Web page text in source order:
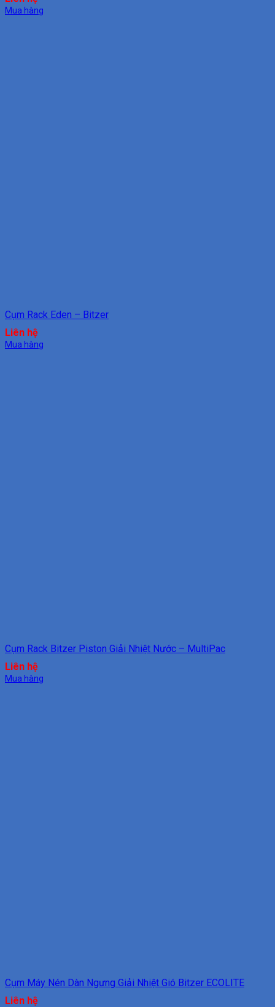
Mua hàng
Cụm Rack Eden – Bitzer
Liên hệ
Mua hàng
Cụm Rack Bitzer Piston Giải Nhiệt Nước – MultiPac
Liên hệ
Mua hàng
Cụm Máy Nén Dàn Ngưng Giải Nhiệt Gió Bitzer ECOLITE
Liên hệ